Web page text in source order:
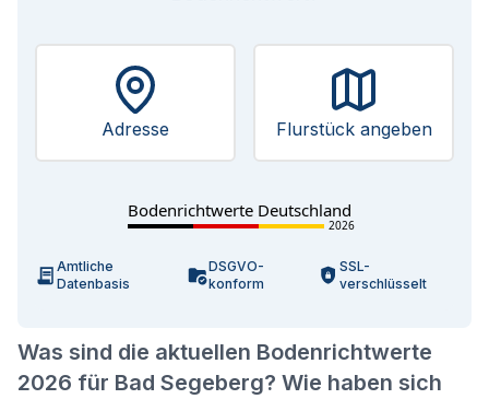
Was sind die aktuellen Bodenrichtwerte
2026 für Bad Segeberg? Wie haben sich
Adresse Flurstück angeben
Bodenrichtwerte Deutschland
2026
Amtliche
Datenbasis
DSGVO-
konform
SSL-
verschlüsselt